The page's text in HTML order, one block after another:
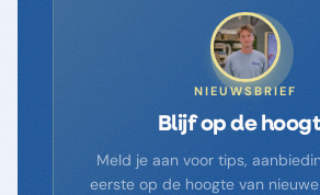
NIEUWSBRIEF
Blijf op de
Meld je aan voor tips,
eerste op de hoogte van